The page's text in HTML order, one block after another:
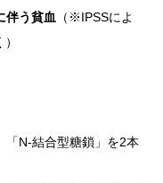
伴う貧血
（※IPSSによ
「N-結合型糖鎖」を2本